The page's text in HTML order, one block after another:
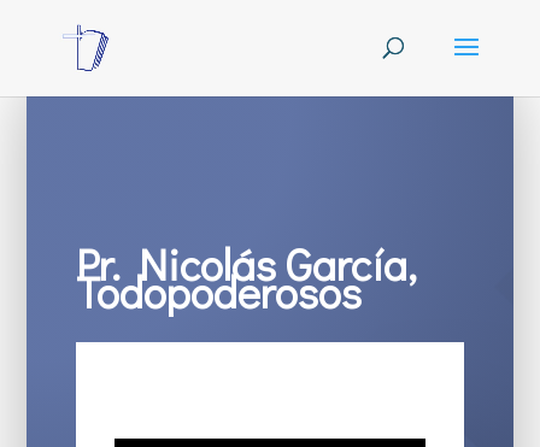
Pr. Nicolás García,
Todopoderosos